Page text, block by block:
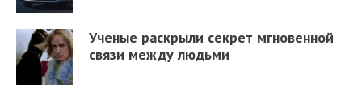
Ученые раскрыли секрет мгновенной
связи между людьми